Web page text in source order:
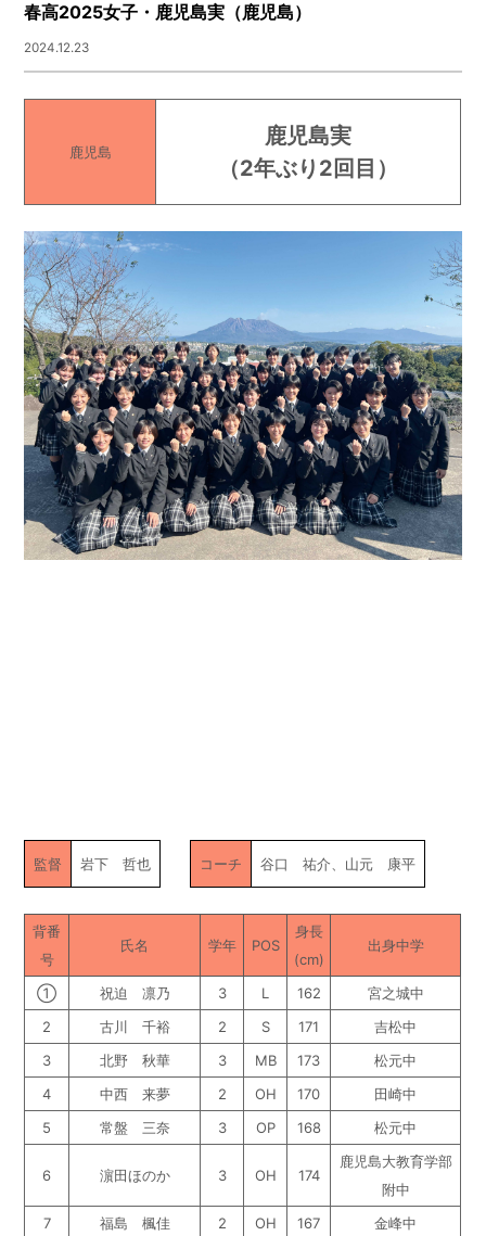
春高2025女子・鹿児島実（鹿児島）
2024.12.23
鹿児島
鹿児島実
（2年ぶり2回目 ）
監督 岩下 哲也 コーチ 谷口 祐介、山元 康平
背番
号
氏名 学年 POS
身長
(cm)
出身中学
① 祝迫 凛乃 3 L 162
宮之城中
2
古川 千裕 2 S 171
吉松中
3
北野 秋華 3 MB 173
松元中
4
中西 来夢 2 OH 170
田崎中
5
常盤 三奈 3 OP 168 松元中
6 濵田ほのか 3 OH 174
鹿児島大教育学部
附中
7
福島 楓佳 2 OH 167
金峰中